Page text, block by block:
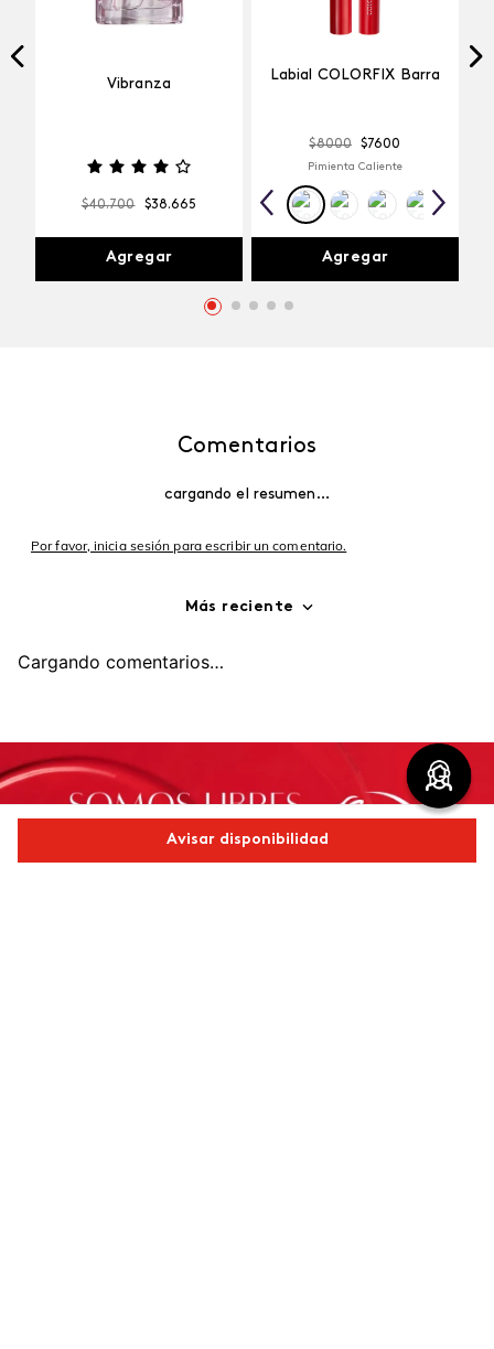
Avisar disponibilidad
Vibranza
$40.700 $38.665
Agregar
Labial COLORFIX Barra
$8000 $7600
Pimienta Caliente
Agregar
Comentarios
cargando el resumen…
Por favor, inicia sesión para escribir un comentario.
Más reciente
Cargando comentarios…